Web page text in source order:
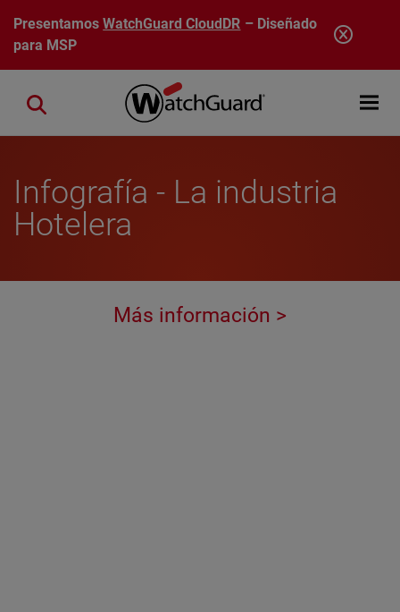
Pasar al contenido principal
PresentamosWatchGuard CloudDR – Diseñado
para MSP
Open
Close search
Infografía - La industria
Hotelera
Más información >